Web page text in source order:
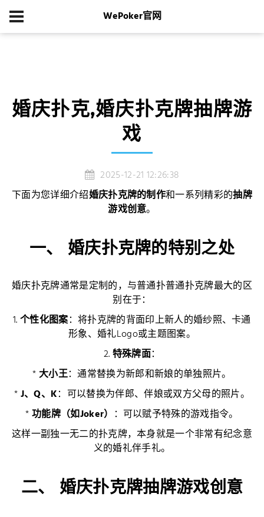
WePoker官网
首页
婚庆扑克,婚庆扑克牌抽牌游
戏
2025-12-21 12:26:38
下面为您详细介绍婚庆扑克牌的制作和一系列精彩的抽牌
游戏创意。
一、 婚庆扑克牌的特别之处
婚庆扑克牌通常是定制的，与普通扑普通扑克牌最大的区
别在于：
1.个性化图案：将扑克牌的背面印上新人的婚纱照、卡通
形象、婚礼Logo或主题图案。
2.特殊牌面：
*大小王：通常替换为新郎和新娘的单独照片。
*J、Q、K：可以替换为伴郎、伴娘或双方父母的照片。
*功能牌（如Joker） ：可以赋予特殊的游戏指令。
这样一副独一无二的扑克牌，本身就是一个非常有纪念意
义的婚礼伴手礼。
二、 婚庆扑克牌抽牌游戏创意